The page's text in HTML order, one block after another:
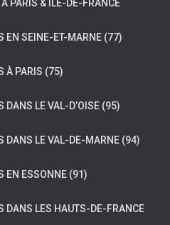
PARIS & ÎLE-DE-FRANCE
EN SEINE-ET-MARNE (77)
À PARIS (75)
DANS LE VAL-D’OISE (95)
DANS LE VAL-DE-MARNE (94)
EN ESSONNE (91)
DANS LES HAUTS-DE-FRANCE